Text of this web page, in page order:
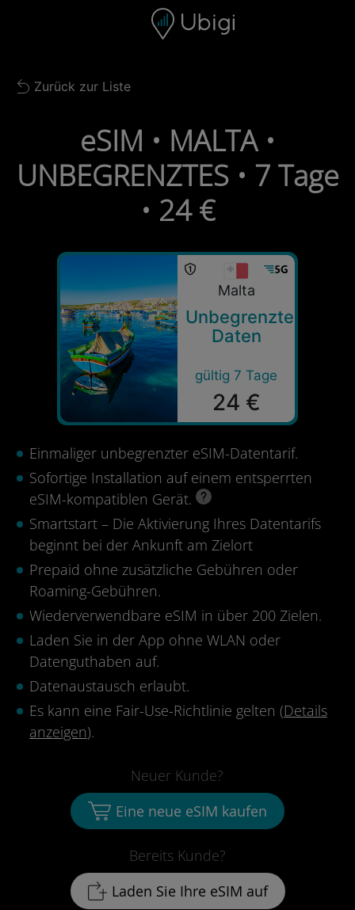
Navigationsleiste Fußzeile
Back to list
Zurück zur Liste
eSIM • MALTA •
UNBEGRENZTES • 7 Tage
• 24 €
Malta
Unbegrenzte
Daten
gültig 7 Tage
24 €
Einmaliger unbegrenzter eSIM-Datentarif.
Sofortige Installation auf einem entsperrten
eSIM-kompatiblen Gerät.
Smartstart – Die Aktivierung Ihres Datentarifs
beginnt bei der Ankunft am Zielort
Prepaid ohne zusätzliche Gebühren oder
Roaming-Gebühren.
Wiederverwendbare eSIM in über 200 Zielen.
Laden Sie in der App ohne WLAN oder
Datenguthaben auf.
Datenaustausch erlaubt.
Es kann eine Fair-Use-Richtlinie gelten (Details
anzeigen).
Bereits Kunde?
Laden Sie Ihre eSIM auf
Neuer Kunde?
Eine neue eSIM kaufen